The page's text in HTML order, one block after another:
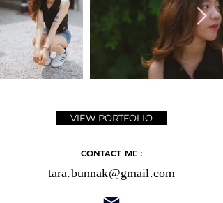
VIEW PORTFOLIO
CONTACT ME :
tara.bunnak@gmail.com